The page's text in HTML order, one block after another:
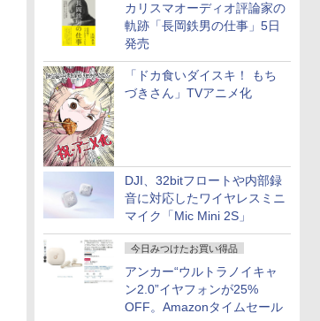
カリスマオーディオ評論家の
軌跡「長岡鉄男の仕事」5日
発売
「ドカ食いダイスキ！ もち
づきさん」TVアニメ化
DJI、32bitフロートや内部録
音に対応したワイヤレスミニ
マイク「Mic Mini 2S」
今日みつけたお買い得品
アンカー“ウルトラノイキャ
ン2.0”イヤフォンが25%
OFF。Amazonタイムセール